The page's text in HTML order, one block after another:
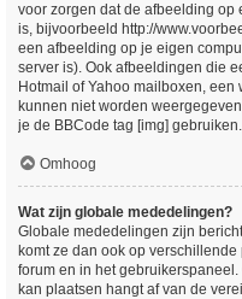
voor zorgen dat de afbeelding
is, bijvoorbeeld http://
een afbeelding op je eigen
server is). Ook afbeeldingen die
Hotmail of Yahoo mailboxen,
kunnen niet worden
je de BBCode tag [img] gebruiken.
Omhoog
Wat zijn globale mededelingen?
Globale mededelingen zijn
komt ze dan ook op
forum en in het
kan plaatsen hangt af van de